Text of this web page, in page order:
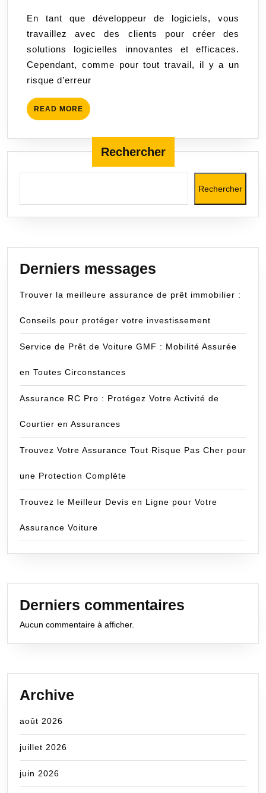
civile
pour
les
En tant que développeur de logiciels, vous
travaillez avec des clients pour créer des
solutions logicielles innovantes et efficaces.
Cependant, comme pour tout travail, il y a un
risque d’erreur
READ MORE READ
MORE
Rechercher
Rechercher
Derniers messages
Trouver la meilleure assurance de prêt immobilier :
Conseils pour protéger votre investissement
Service de Prêt de Voiture GMF : Mobilité Assurée
en Toutes Circonstances
Assurance RC Pro : Protégez Votre Activité de
Courtier en Assurances
Trouvez Votre Assurance Tout Risque Pas Cher pour
une Protection Complète
Trouvez le Meilleur Devis en Ligne pour Votre
Assurance Voiture
Derniers commentaires
Aucun commentaire à afficher.
Archive
août 2026
juillet 2026
juin 2026